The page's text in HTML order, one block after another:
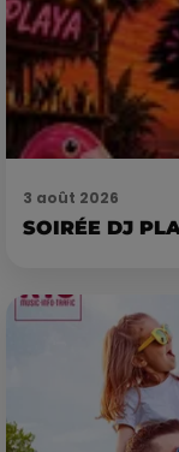
3 août 2026
SOIRÉE DJ